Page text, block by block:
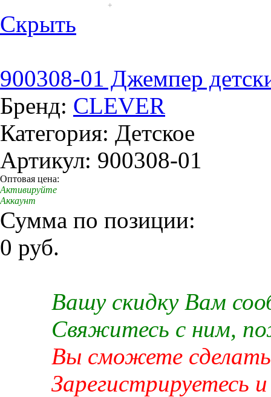
+
Скрыть
900308-01 Джемпер
Бренд: CLEVER
Категория: Детское
Артикул: 900308-01
Оптовая цена:
Активируйте
Аккаунт
Сумма по позиции:
0 руб.
Вашу скидку Вам
Свяжитесь с ним,
Вы сможете сделать
Зарегистрируетесь